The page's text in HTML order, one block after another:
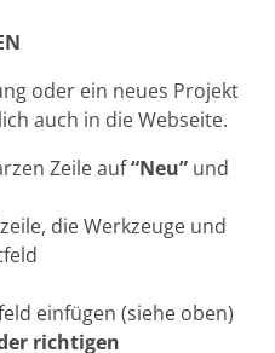
oder ein neues Projekt
auch in die Webseite.
Zeile auf“Neu” und
die Werkzeuge und
einfügen (siehe oben)
richtigen